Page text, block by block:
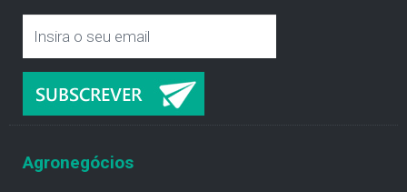
Agronegócios